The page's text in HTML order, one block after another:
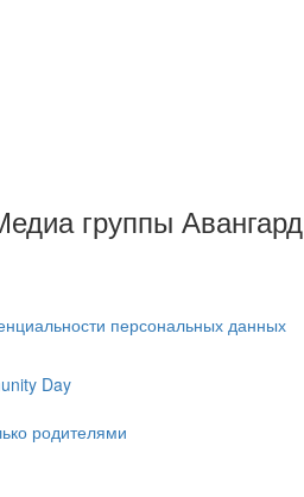
группы Авангард
персональных данных
Day
родителями